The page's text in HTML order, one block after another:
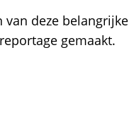
deze
gemaakt.